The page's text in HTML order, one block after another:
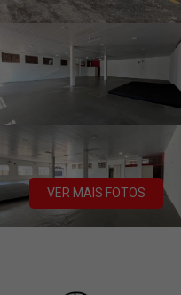
VER MAIS FOTOS